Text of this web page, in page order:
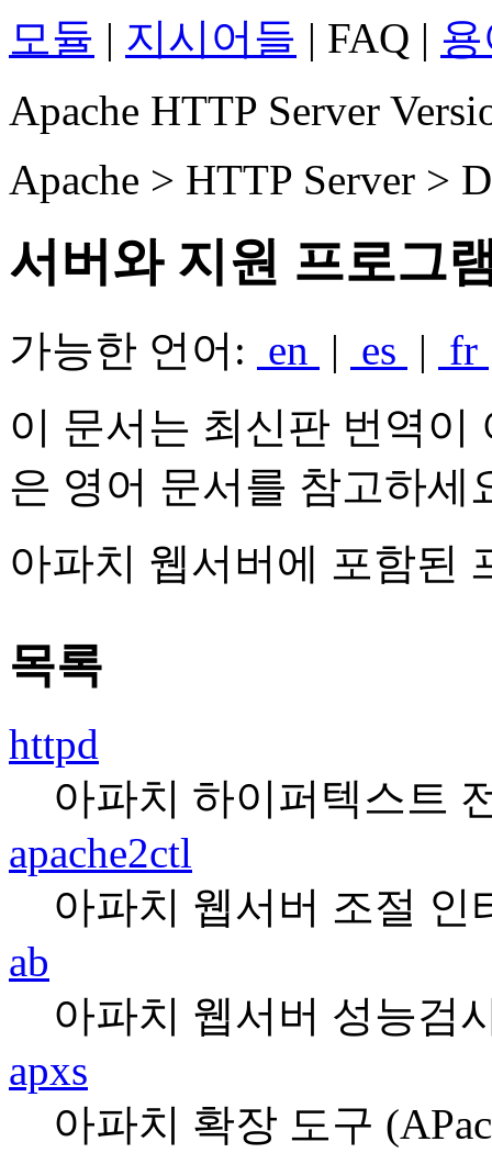
모듈 | 지시어들 | FAQ |
Apache HTTP Server
Apache > HTTP Server >
서버와 지원 프로그
가능한 언어: en | es | fr
이 문서는 최신판 번역이
은 영어 문서를 참고하세
아파치 웹서버에 포함된
목록
httpd
아파치 하이퍼텍스트
apache2ctl
아파치 웹서버 조절 인
ab
아파치 웹서버 성능검
apxs
아파치 확장 도구